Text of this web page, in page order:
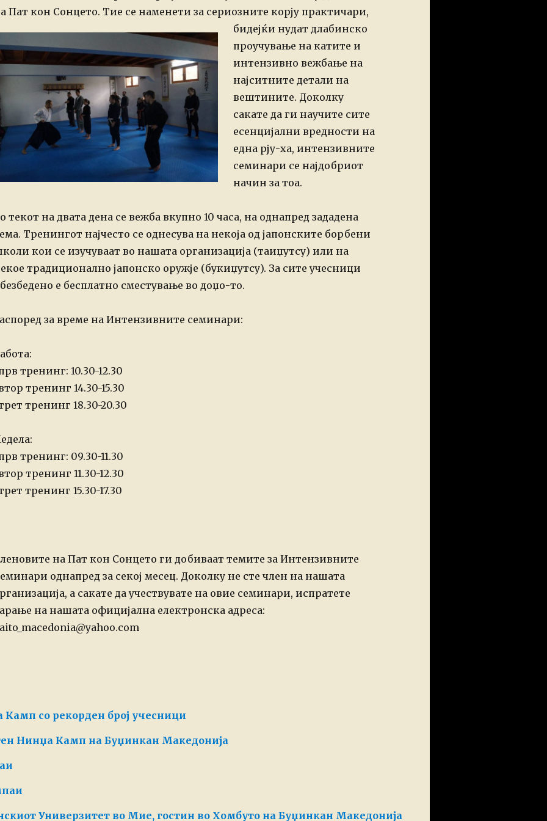
Пат кон Сонцето. Тие се наменети за сериозните корју практичари,
бидејќи нудат длабинско
проучување на катите и
интензивно вежбање на
најситните детали на
вештините. Доколку
сакате да ги научите сите
есенцијални вредности на
една рју-ха, интензивните
семинари се најдобриот
начин за тоа.
текот на двата дена се вежба вкупно 10 часа, на однапред зададена
Тренингот најчесто се однесува на некоја од јапонските борбени
кои се изучуваат во нашата организација (таиџутсу) или на
традиционално јапонско оружје (букиџутсу). За сите учесници
е бесплатно сместување во доџо-то.
за време на Интензивните семинари:
тренинг: 10.30-12.30
тренинг 14.30-15.30
тренинг 18.30-20.30
тренинг: 09.30-11.30
тренинг 11.30-12.30
тренинг 15.30-17.30
на Пат кон Сонцето ги добиваат темите за Интензивните
однапред за секој месец. Доколку не сте член на нашата
а сакате да учествувате на овие семинари, испратете
на нашата официјална електронска адреса:
со рекорден број учесници
Нинџа Камп на Буџинкан Македонија
Универзитет во Мие, гостин во Хомбуто на Буџинкан Македонија